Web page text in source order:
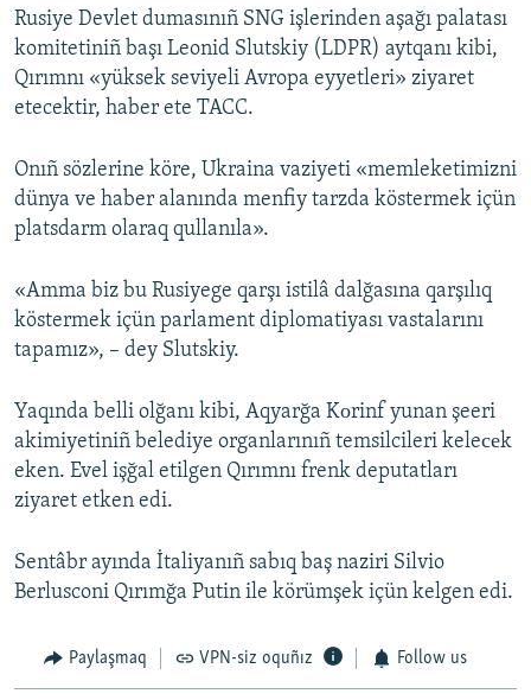
RFE/RS bütün saytları
Rusiye Devlet dumasınıñ SNG işlerinden aşağı palatası
komitetiniñ başı Leonid Slutskiy (LDPR) aytqanı kibi,
Qırımnı «yüksek seviyeli Avropa eyyetleri» ziyaret
etecektir, haber ete TACC.
Onıñ sözlerine köre, Ukraina vaziyeti «memleketimizni
dünya ve haber alanında menfiy tarzda köstermek içün
platsdarm olaraq qullanıla».
«Amma biz bu Rusiyege qarşı istilâ dalğasına qarşılıq
köstermek içün parlament diplomatiyası vastalarını
tapamız», – dey Slutskiy.
Yaqında belli olğanı kibi, Aqyarğa Kоrinf yunan şeeri
akimiyetiniñ belediye organlarınıñ temsilcileri keleсеk
eken. Evel işğal etilgen Qırımnı frenk deputatları
ziyaret etken edi.
Sentâbr ayında İtaliyanıñ sabıq baş naziri Silvio
Berlusconi Qırımğa Putin ile körümşek içün kelgen edi.
Paylaşmaq VPN-siz oquñız Follow us